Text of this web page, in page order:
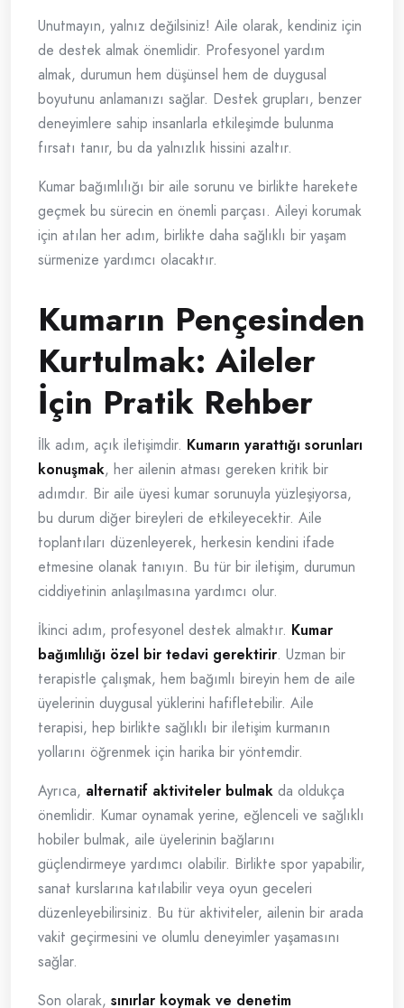
Unutmayın, yalnız değilsiniz! Aile olarak, kendiniz için
de destek almak önemlidir. Profesyonel yardım
almak, durumun hem düşünsel hem de duygusal
boyutunu anlamanızı sağlar. Destek grupları, benzer
deneyimlere sahip insanlarla etkileşimde bulunma
fırsatı tanır, bu da yalnızlık hissini azaltır.
Kumar bağımlılığı bir aile sorunu ve birlikte harekete
geçmek bu sürecin en önemli parçası. Aileyi korumak
için atılan her adım, birlikte daha sağlıklı bir yaşam
sürmenize yardımcı olacaktır.
Kumarın Pençesinden
Kurtulmak: Aileler
İçin Pratik Rehber
İlk adım, açık iletişimdir. Kumarın yarattığı sorunları
konuşmak, her ailenin atması gereken kritik bir
adımdır. Bir aile üyesi kumar sorunuyla yüzleşiyorsa,
bu durum diğer bireyleri de etkileyecektir. Aile
toplantıları düzenleyerek, herkesin kendini ifade
etmesine olanak tanıyın. Bu tür bir iletişim, durumun
ciddiyetinin anlaşılmasına yardımcı olur.
İkinci adım, profesyonel destek almaktır. Kumar
bağımlılığı özel bir tedavi gerektirir. Uzman bir
terapistle çalışmak, hem bağımlı bireyin hem de aile
üyelerinin duygusal yüklerini hafifletebilir. Aile
terapisi, hep birlikte sağlıklı bir iletişim kurmanın
yollarını öğrenmek için harika bir yöntemdir.
Ayrıca, alternatif aktiviteler bulmak da oldukça
önemlidir. Kumar oynamak yerine, eğlenceli ve sağlıklı
hobiler bulmak, aile üyelerinin bağlarını
güçlendirmeye yardımcı olabilir. Birlikte spor yapabilir,
sanat kurslarına katılabilir veya oyun geceleri
düzenleyebilirsiniz. Bu tür aktiviteler, ailenin bir arada
vakit geçirmesini ve olumlu deneyimler yaşamasını
sağlar.
Son olarak, sınırlar koymak ve denetim